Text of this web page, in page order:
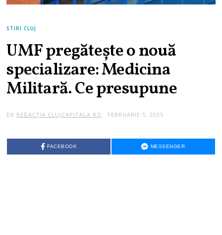
STIRI CLUJ
UMF pregătește o nouă
specializare: Medicina
Militară. Ce presupune
DE REDACȚIA CLUJCAPITALA.RO FEBRUARIE 5, 2025
FACEBOOK MESSENGER